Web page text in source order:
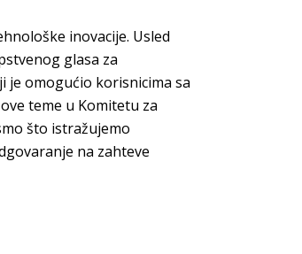
inovacije. Usled
glasa za
je omogućio korisnicima sa
teme u Komitetu za
što istražujemo
na zahteve